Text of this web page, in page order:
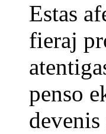
Estas
fieraj
penso